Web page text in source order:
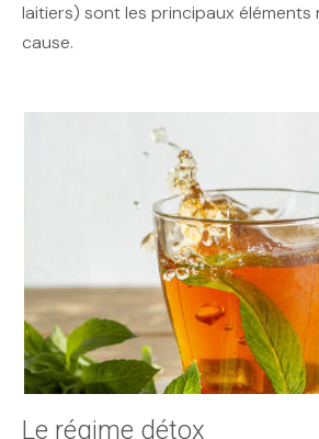
laitiers) sont les principaux éléments
cause.
Le régime détox